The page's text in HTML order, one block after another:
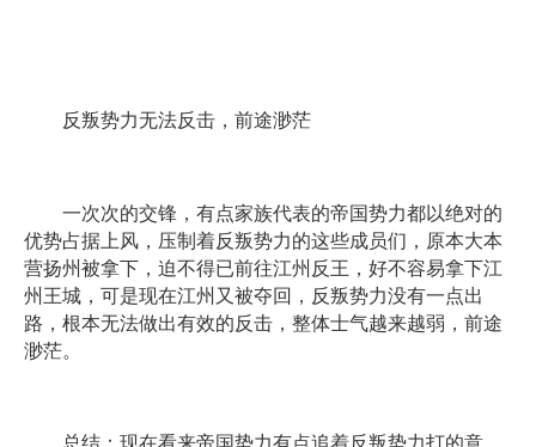
反叛势力无法反击，前途渺茫
一次次的交锋，有点家族代表的帝国势力都以绝对的
优势占据上风，压制着反叛势力的这些成员们，原本大本
营扬州被拿下，迫不得已前往江州反王，好不容易拿下江
州王城，可是现在江州又被夺回，反叛势力没有一点出
路，根本无法做出有效的反击，整体士气越来越弱，前途
渺茫。
总结：现在看来帝国势力有点追着反叛势力打的意